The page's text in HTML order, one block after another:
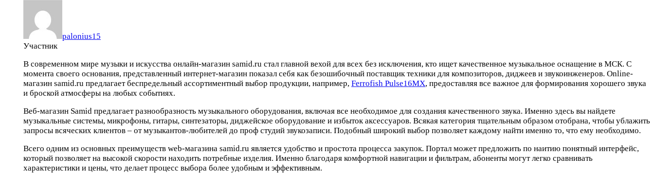
palonius15
Участник
В современном мире музыки и искусства онлайн-магазин samid.ru стал главной вехой для всех без исключения, кто ищет качественное музыкальное оснащение в МСК. С
момента своего основания, представленный интернет-магазин показал себя как безошибочный поставщик техники для композиторов, диджеев и звукоинженеров. Online-
магазин samid.ru предлагает беспредельный ассортиментный выбор продукции, например, Ferrofish Pulse16MX, предоставляя все важное для формирования хорошего звука
и броской атмосферы на любых событиях.
Веб-магазин Samid предлагает разнообразность музыкального оборудования, включая все необходимое для создания качественного звука. Именно здесь вы найдете
музыкальные системы, микрофоны, гитары, синтезаторы, диджейское оборудование и избыток аксессуаров. Всякая категория тщательным образом отобрана, чтобы ублажить
запросы всяческих клиентов – от музыкантов-любителей до проф студий звукозаписи. Подобный широкий выбор позволяет каждому найти именно то, что ему необходимо.
Всего одним из основных преимуществ web-магазина samid.ru является удобство и простота процесса закупок. Портал может предложить по наитию понятный интерфейс,
который позволяет на высокой скорости находить потребные изделия. Именно благодаря комфортной навигации и фильтрам, абоненты могут легко сравнивать
характеристики и цены, что делает процесс выбора более удобным и эффективным.